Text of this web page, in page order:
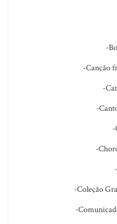
-
-Canção
-
-
-
-
-Coleção
-